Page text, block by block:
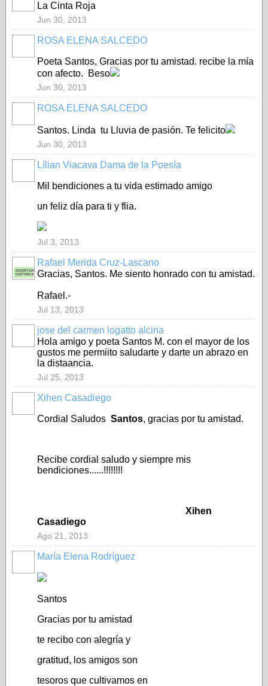
La Cinta Roja
Jun 30, 2013
ROSA ELENA SALCEDO
Poeta Santos, Gracias por tu amistad. recibe la mía
con afecto. Beso
Jun 30, 2013
ROSA ELENA SALCEDO
Santos. Linda tu Lluvia de pasión. Te felicito
Jun 30, 2013
Lílian Viacava Dama de la Poesía
Mil bendiciones a tu vida estimado amigo
un feliz día para ti y flia.
Jul 3, 2013
ESCRITOR
DISTINGUIDO
Rafael Merida Cruz-Lascano
Gracias, Santos. Me siento honrado con tu amistad.
Rafael.-
Jul 13, 2013
jose del carmen logatto alcina
Hola amigo y poeta Santos M. con el mayor de los
gustos me permiito saludarte y darte un abrazo en
la distaancia.
Jul 25, 2013
Xihen Casadiego
Cordial Saludos Santos, gracias por tu amistad.
Recibe cordial saludo y siempre mis
bendiciones......!!!!!!!!
Xihen
Casadiego
Ago 21, 2013
María Elena Rodríguez
Santos
Gracias por tu amistad
te recibo con alegría y
gratitud, los amigos son
tesoros que cultivamos en